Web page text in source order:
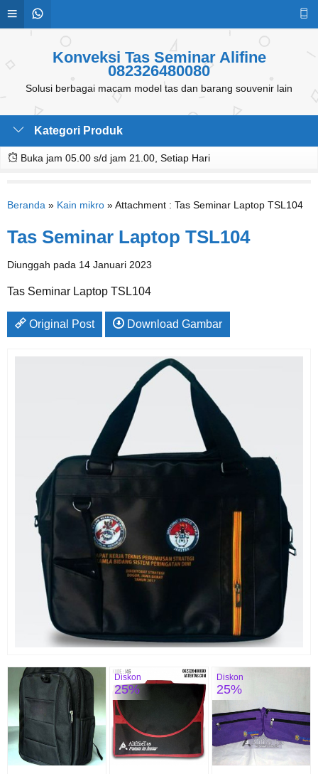
Konveksi Tas Seminar Alifine
082326480080
Solusi berbagai macam model tas dan barang souvenir lain
Kategori Produk
Buka jam 05.00 s/d jam 21.00, Setiap Hari
Beranda » Kain mikro » Attachment : Tas Seminar Laptop TSL104
Tas Seminar Laptop TSL104
Diunggah pada 14 Januari 2023
Tas Seminar Laptop TSL104
Original Post Download Gambar
Diskon
25%
Diskon
25%